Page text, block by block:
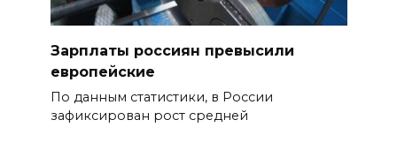
Зарплаты россиян превысили
европейские
По данным статистики, в России
зафиксирован рост средней